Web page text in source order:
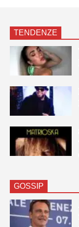
TENDENZE
GOSSIP